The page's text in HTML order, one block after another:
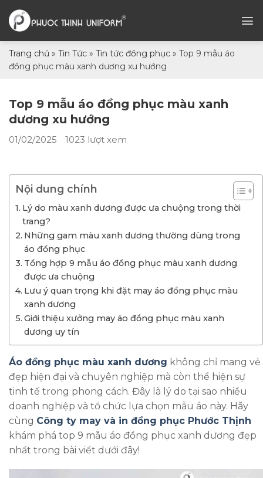
đến
dungTrang chủ » Tin Tức » Tin tức đồng phục » Top 9 mẫu áo
đồng phục màu xanh dương xu hướng
Top 9 mẫu áo đồng phục màu xanh
dương xu hướng
01/02/2025 1023 lượt xem
Nội dung chính
Lý do màu xanh dương được ưa chuộng trong thời
trang?
Những gam màu xanh dương thường dùng trong
áo đồng phục
Tổng hợp 9 mẫu áo đồng phục màu xanh dương
được ưa chuộng
Lưu ý quan trọng khi đặt may áo đồng phục màu
xanh dương
Giới thiệu xưởng may áo đồng phục màu xanh
dương uy tín
Áo đồng phục màu xanh dương không chỉ mang vẻ
đẹp hiện đại và chuyên nghiệp mà còn thể hiện sự
tinh tế trong phong cách. Đây là lý do tại sao nhiều
doanh nghiệp và tổ chức lựa chọn mẫu áo này. Hãy
cùng Công ty may và in đồng phục Phước Thịnh
khám phá top 9 mẫu áo đồng phục xanh dương đẹp
nhất trong bài viết dưới đây!